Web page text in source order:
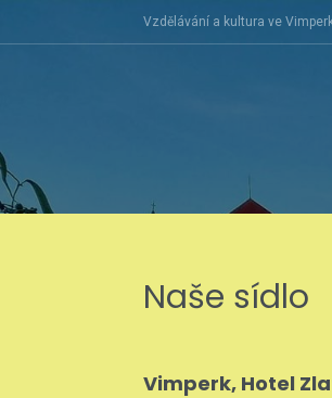
to
Vzdělávání a kultura ve
Naše sídlo
Vimperk, Hotel